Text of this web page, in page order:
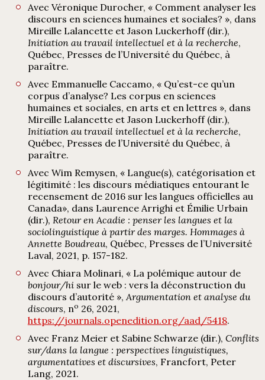
Avec Véronique Durocher, « Comment analyser les
discours en sciences humaines et sociales? », dans
Mireille Lalancette et Jason Luckerhoff (dir.),
Initiation au travail intellectuel et à la recherche,
Québec, Presses de l’Université du Québec, à
paraître.
Avec Emmanuelle Caccamo, « Qu’est-ce qu’un
corpus d’analyse? Les corpus en sciences
humaines et sociales, en arts et en lettres », dans
Mireille Lalancette et Jason Luckerhoff (dir.),
Initiation au travail intellectuel et à la recherche,
Québec, Presses de l’Université du Québec, à
paraître.
Avec Wim Remysen, « Langue(s), catégorisation et
légitimité : les discours médiatiques entourant le
recensement de 2016 sur les langues officielles au
Canada», dans Laurence Arrighi et Émilie Urbain
(dir.), Retour en Acadie : penser les langues et la
sociolinguistique à partir des marges. Hommages à
Annette Boudreau, Québec, Presses de l’Université
Laval, 2021, p. 157-182.
Avec Chiara Molinari, « La polémique autour de
bonjour/hisur le web : vers la déconstruction du
discours d’autorité », Argumentation et analyse du
discours, no 26, 2021,
https://journals.openedition.org/aad/5418.
Avec Franz Meier et Sabine Schwarze (dir.), Conflits
sur/dans la langue : perspectives linguistiques,
argumentatives et discursives, Francfort, Peter
Lang, 2021.